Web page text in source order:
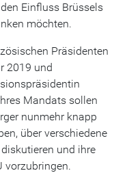
Einfluss Brüssels
möchten.
Präsidenten
2019 und
Mandats sollen
nunmehr knapp
über verschiedene
und ihre
vorzubringen.